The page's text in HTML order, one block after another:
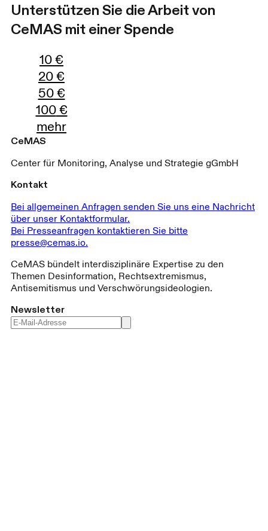
Unterstützen Sie die Arbeit von
CeMAS mit einer Spende
10€
20€
50€
100€
mehr
CeMAS
Center für Monitoring, Analyse und Strategie gGmbH
Kontakt
Bei allgemeinen Anfragen senden Sie uns eine Nachricht
über unser Kontaktformular.
Bei Presseanfragen kontaktieren Sie bitte
presse@cemas.io.
CeMAS bündelt interdisziplinäre Expertise zu den
Themen Desinformation, Rechtsextremismus,
Antisemitismus und Verschwörungsideologien.
Newsletter